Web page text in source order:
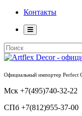
Контакты
Официальный импортер Perfect
Мск +7(495)740-32-22
СПб +7(812)955-37-00